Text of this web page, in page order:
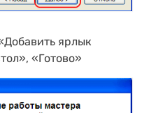
ярлык
«Готово»